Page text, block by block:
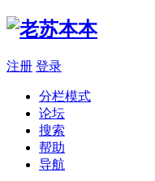
注册 登录
分栏模式
论坛
搜索
帮助
导航